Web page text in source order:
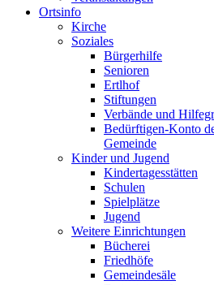
Ortsinfo
Kirche
Soziales
Bürgerhilfe
Senioren
Ertlhof
Stiftungen
Verbände und
Bedürftigen-Konto
Gemeinde
Kinder und Jugend
Kindertagesstätten
Schulen
Spielplätze
Jugend
Weitere Einrichtungen
Bücherei
Friedhöfe
Gemeindesäle